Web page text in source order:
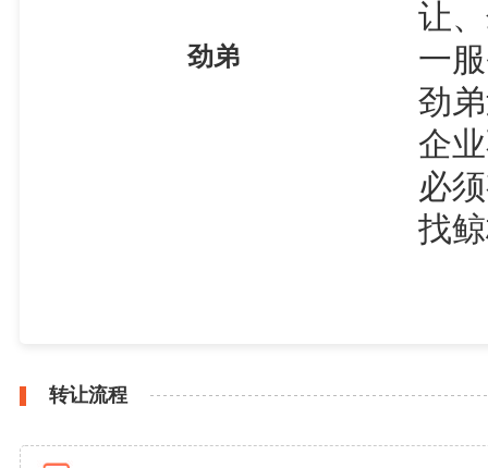
劲弟
让
一
劲
企
必
找
转让流程